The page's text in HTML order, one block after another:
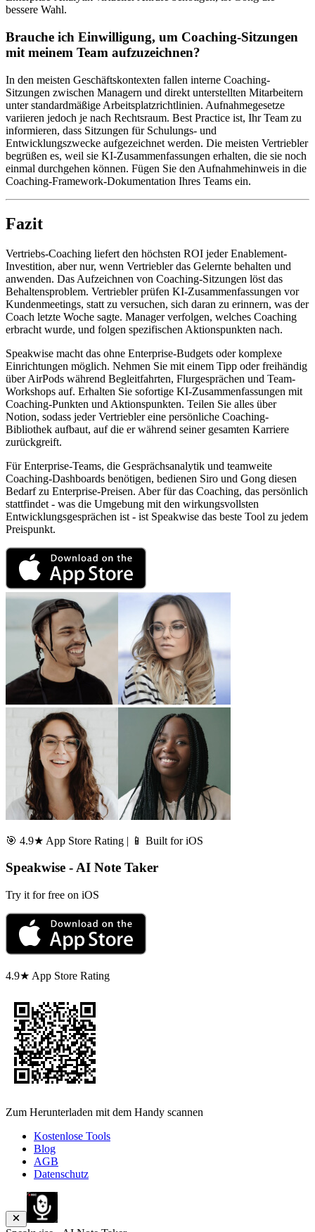
bessere Wahl.
Brauche ich Einwilligung, um Coaching-Sitzungen
mit meinem Team aufzuzeichnen?
In den meisten Geschäftskontexten fallen interne Coaching-
Sitzungen zwischen Managern und direkt unterstellten Mitarbeitern
unter standardmäßige Arbeitsplatzrichtlinien. Aufnahmegesetze
variieren jedoch je nach Rechtsraum. Best Practice ist, Ihr Team zu
informieren, dass Sitzungen für Schulungs- und
Entwicklungszwecke aufgezeichnet werden. Die meisten Vertriebler
begrüßen es, weil sie KI-Zusammenfassungen erhalten, die sie noch
einmal durchgehen können. Fügen Sie den Aufnahmehinweis in die
Coaching-Framework-Dokumentation Ihres Teams ein.
Fazit
Vertriebs-Coaching liefert den höchsten ROI jeder Enablement-
Investition, aber nur, wenn Vertriebler das Gelernte behalten und
anwenden. Das Aufzeichnen von Coaching-Sitzungen löst das
Behaltensproblem. Vertriebler prüfen KI-Zusammenfassungen vor
Kundenmeetings, statt zu versuchen, sich daran zu erinnern, was der
Coach letzte Woche sagte. Manager verfolgen, welches Coaching
erbracht wurde, und folgen spezifischen Aktionspunkten nach.
Speakwise macht das ohne Enterprise-Budgets oder komplexe
Einrichtungen möglich. Nehmen Sie mit einem Tipp oder freihändig
über AirPods während Begleitfahrten, Flurgesprächen und Team-
Workshops auf. Erhalten Sie sofortige KI-Zusammenfassungen mit
Coaching-Punkten und Aktionspunkten. Teilen Sie alles über
Notion, sodass jeder Vertriebler eine persönliche Coaching-
Bibliothek aufbaut, auf die er während seiner gesamten Karriere
zurückgreift.
Für Enterprise-Teams, die Gesprächsanalytik und teamweite
Coaching-Dashboards benötigen, bedienen Siro und Gong diesen
Bedarf zu Enterprise-Preisen. Aber für das Coaching, das persönlich
stattfindet - was die Umgebung mit den wirkungsvollsten
Entwicklungsgesprächen ist - ist Speakwise das beste Tool zu jedem
Preispunkt.
🎯 4.9★ App Store Rating | 📱 Built for iOS
Speakwise - AI Note Taker
Try it for free on iOS
4.9★ App Store Rating
Zum Herunterladen mit dem Handy scannen
Kostenlose Tools
Blog
AGB
Datenschutz